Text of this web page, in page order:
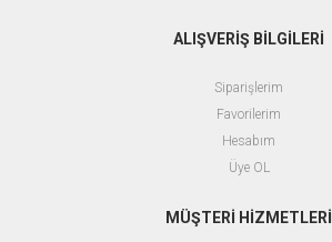
ALIŞVERİŞ BİLGİLERİ
Siparişlerim
Favorilerim
Hesabım
Üye OL
MÜŞTERİ HİZMETLERİ